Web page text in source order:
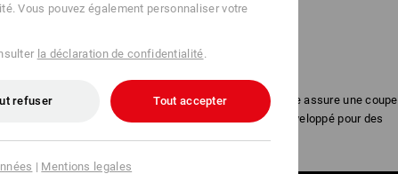
Le système BOA
Fit avec une fermeture rotative assure une coupe
précise ajustable avec précision. BOA
a été développé pour des
Vous pouvez également personnaliser votre
la déclaration de confidentialité.
refuser Tout accepter
| Mentions legales